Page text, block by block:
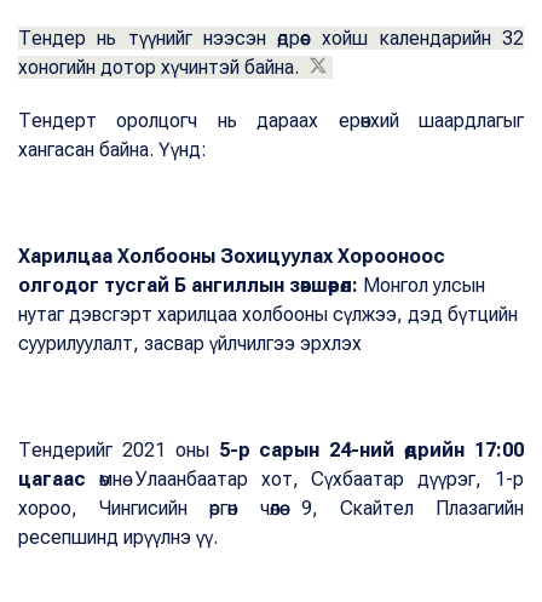
Тендер нь түүнийг нээсэн өдрөөс хойш календарийн 32
хоногийн дотор хүчинтэй байна.
Тендерт оролцогч нь дараах ерөнхий шаардлагыг
хангасан байна. Үүнд:
Харилцаа Холбооны Зохицуулах Хорооноос
олгодог тусгай Б ангиллын зөвшөөрөл: Монгол улсын
нутаг дэвсгэрт харилцаа холбооны сүлжээ, дэд бүтцийн
суурилуулалт, засвар үйлчилгээ эрхлэх
Тендерийг 2021 оны5-р сарын 24-ний өдрийн 17:00
цагаас өмнө Улаанбаатар хот, Сүхбаатар дүүрэг, 1-р
хороо, Чингисийн өргөн чөлөө 9, Скайтел Плазагийн
ресепшинд ирүүлнэ үү.